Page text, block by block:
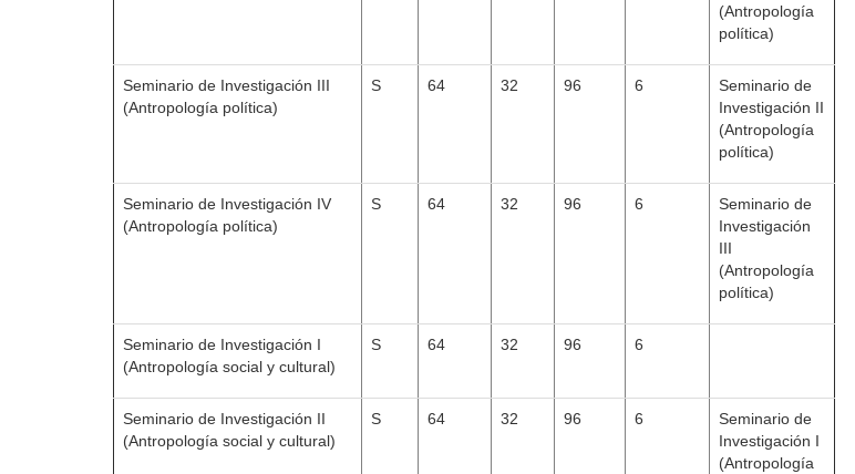
(Antropología
política)
Seminario de Investigación III
(Antropología política)
S 64 32 96 6
Seminario de
Investigación II
(Antropología
política)
Seminario de Investigación IV
(Antropología política)
S 64 32 96 6
Seminario de
Investigación
III
(Antropología
política)
Seminario de Investigación I
(Antropología social y cultural)
S 64 32 96 6
Seminario de Investigación II
(Antropología social y cultural)
S 64 32 96 6
Seminario de
Investigación I
(Antropología